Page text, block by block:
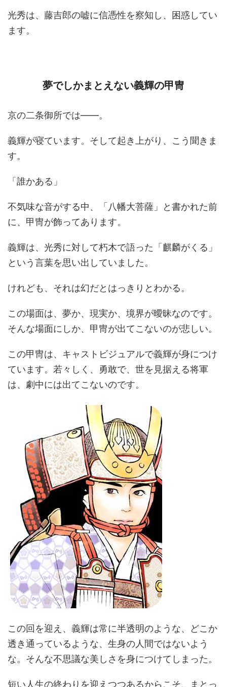
光秀は、藤吉郎の嘘に信憑性を察知し、困惑してい
ます。
夢でしかまとえない義輝の甲冑
京の二条御所では――。
義輝が寝ています。そして起き上がり、こう聞きま
す。
「誰かある」
不気味な音がする中、「八幡大菩薩」と書かれた前
に、甲冑が飾ってあります。
義輝は、光秀に対して朽木で語った「麒麟がくる」
という言葉を思い出していました。
けれども、それは幻だとはっきりとわかる。
この場面は、夢か、現実か、境界が曖昧なのです。
そんな場面にしか、甲冑が出てこないのが悲しい。
この甲冑は、キャストビジュアルで義輝が身につけ
ています。若々しく、勇敢で、世を見据える将軍
は、劇中には出てこないのです。
この回を迎え、義輝は常に半透明のような、どこか
透き通っているような、生身の人間ではないよう
な。そんな不思議な美しさを身につけてしまった。
短い人生の終わりを迎えつつあるからこそ、まとっ